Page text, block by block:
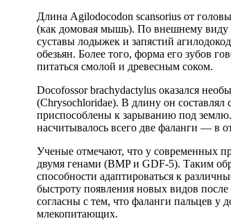
Длина Agilodocodon scansorius от
(как домовая мышь). По внешнему виду
суставы лодыжек и запястий
обезьян. Более того, форма его зубов
питаться смолой и древесным соком.
Docofossor brachydactylus оказался
(Chrysochloridae). В длину он
приспособлены к зарыванию под
насчитывалось всего две фаланги — в
Ученые отмечают, что у современных
двумя генами (BMP и GDF-5). Таким
способности адаптироваться к
быстроту появления новых видов
согласны с тем, что фаланги пальцев у
млекопитающих.